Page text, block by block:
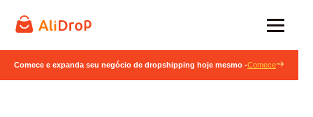
Comece e expanda seu negócio de dropshipping hoje mesmo -Comece